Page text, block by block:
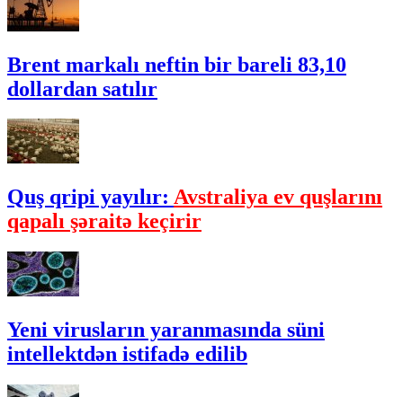
Brent markalı neftin bir bareli 83,10
dollardan satılır
Quş qripi yayılır: Avstraliya ev quşlarını
qapalı şəraitə keçirir
Yeni virusların yaranmasında süni
intellektdən istifadə edilib